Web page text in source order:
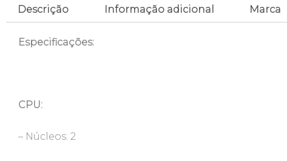
Descrição Informação adicional Marca
Especificações:
CPU:
– Núcleos: 2